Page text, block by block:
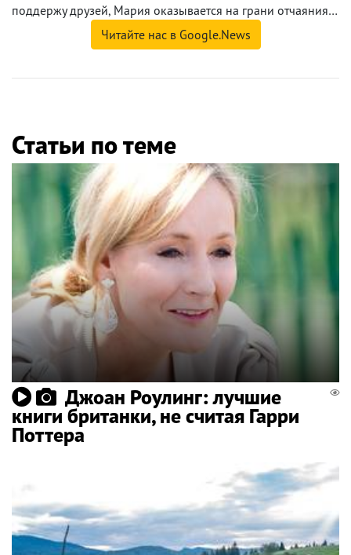
поддержу друзей, Мария оказывается на грани отчаяния…
Читайте нас в Google.News
Статьи по теме
Джоан Роулинг: лучшие
книги британки, не считая Гарри
Поттера